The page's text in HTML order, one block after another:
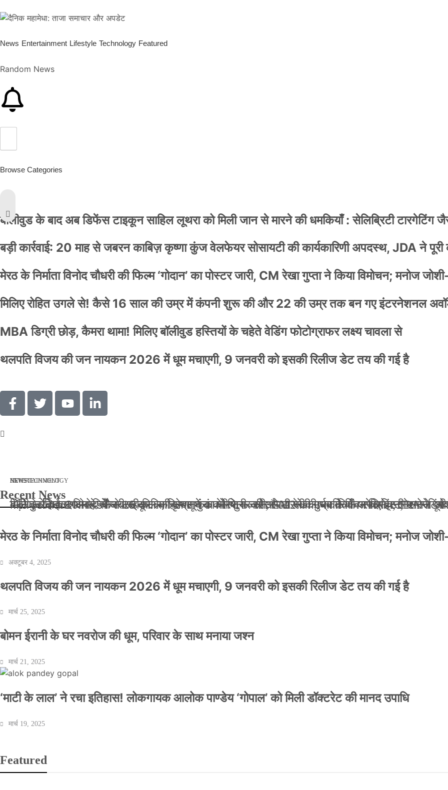
News Entertainment Lifestyle Technology Featured
Random News
Browse Categories
बॉलीवुड के बाद अब डिफेंस टाइकून साहिल लूथरा को मिली जान से मारने की धमकियाँ : सेलिब्रिटी टारगेटिंग
बड़ी कार्रवाई: 20 माह से जबरन काबिज़ कृष्णा कुंज वेलफेयर सोसायटी की कार्यकारिणी अपदस्थ, JDA ने पूरी
मेरठ के निर्माता विनोद चौधरी की फिल्म ‘गोदान’ का पोस्टर जारी, CM रेखा गुप्ता ने किया विमोचन; मनोज
मिलिए रोहित उगले से! कैसे 16 साल की उम्र में कंपनी शुरू की और 22 की उम्र तक बन गए इंटरनेशनल
MBA डिग्री छोड़, कैमरा थामा! मिलिए बॉलीवुड हस्तियों के चहेते वेडिंग फोटोग्राफर लक्ष्य चावला से
थलपति विजय की जन नायकन 2026 में धूम मचाएगी, 9 जनवरी को इसकी रिलीज डेट तय की गई है
NEWS मार्च 2, 2026
बॉलीवुड के बाद अब डिफेंस टाइकून साहिल लूथरा को मिली जान से मारने की धमकियाँ : सेलिब्रिटी
NEWS जनवरी 29, 2026
बड़ी कार्रवाई: 20 माह से जबरन काबिज़ कृष्णा कुंज वेलफेयर सोसायटी की कार्यकारिणी अपदस्थ, JDA ने
ENTERTAINMENT
मेरठ के निर्माता विनोद चौधरी की फिल्म ‘गोदान’ का पोस्टर जारी, CM रेखा गुप्ता ने किया विमोचन; मनोज
NEWSTECHNOLOGY
मिलिए रोहित उगले से! कैसे 16 साल की उम्र में कंपनी शुरू की और 22 की उम्र तक बन गए इंटरनेशनल
Recent News
मेरठ के निर्माता विनोद चौधरी की फिल्म ‘गोदान’ का पोस्टर जारी, CM रेखा गुप्ता ने किया विमोचन; मनोज
अक्टूबर 4, 2025
थलपति विजय की जन नायकन 2026 में धूम मचाएगी, 9 जनवरी को इसकी रिलीज डेट तय की गई है
मार्च 25, 2025
बोमन ईरानी के घर नवरोज की धूम, परिवार के साथ मनाया जश्न
मार्च 21, 2025
‘माटी के लाल’ ने रचा इतिहास! लोकगायक आलोक पाण्डेय ‘गोपाल’ को मिली डॉक्टरेट की मानद उपाधि
मार्च 19, 2025
Featured